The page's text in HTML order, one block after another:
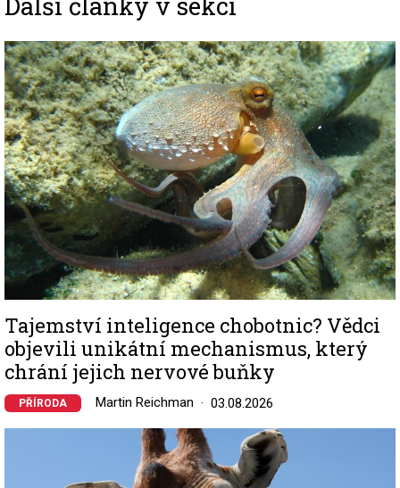
Image
Tajemství inteligence chobotnic? Vědci
objevili unikátní mechanismus, který
chrání jejich nervové buňky
PŘÍRODA Martin Reichman 03.08.2026